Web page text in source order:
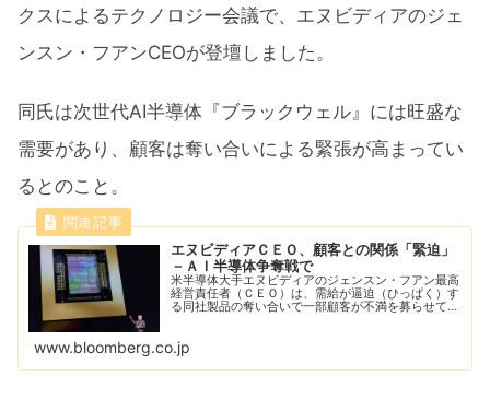
クスによるテクノロジー会議で、エヌビディアのジェ
ンスン・フアンCEOが登壇しました。
同氏は次世代AI半導体『ブラックウェル』には旺盛な
需要があり、顧客は奪い合いによる緊張が高まってい
るとのこと。
エヌビディアＣＥＯ、顧客との関係「緊迫」
－ＡＩ半導体争奪戦で
米半導体大手エヌビディアのジェンスン・フアン最高
経営責任者（ＣＥＯ）は、需給が逼迫（ひっぱく）す
る同社製品の奪い合いで一部顧客が不満を募らせてお
www.bloomberg.co.jp